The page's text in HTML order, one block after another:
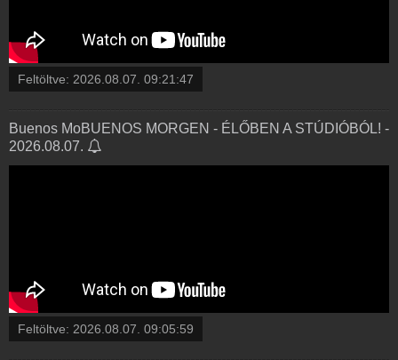
Feltöltve: 2026.08.07. 09:21:47
Buenos MoBUENOS MORGEN - ÉLŐBEN A STÚDIÓBÓL! -
2026.08.07.
Feltöltve: 2026.08.07. 09:05:59